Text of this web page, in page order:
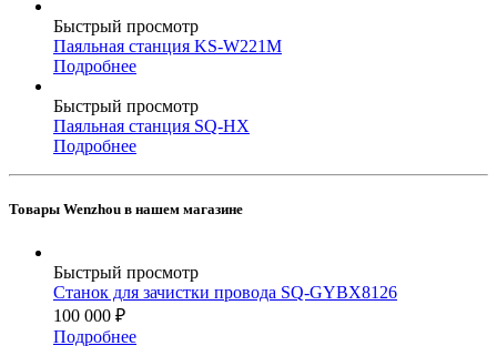
Быстрый просмотр
Паяльная станция KS-W221M
Подробнее
Быстрый просмотр
Паяльная станция SQ-HX
Подробнее
Товары Wenzhou в нашем магазине
Быстрый просмотр
Станок для зачистки провода SQ-GYBX8126
100 000 ₽
Подробнее